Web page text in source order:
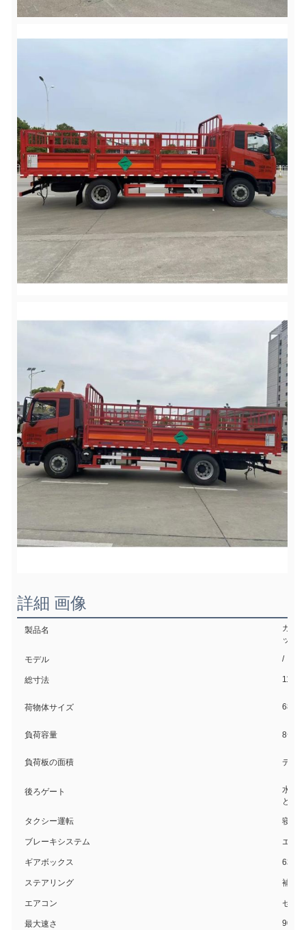
詳細 画像
製品名
ガソ
ック
モデル /
総寸法
荷物体サイズ
負荷容量 8~12
負荷板の面積 デッ
後ろゲート
水力
とし
タクシー運転 寝具
ブレーキシステム エア
ギアボックス 6本前
ステアリング 補助
エアコン セット
最大速さ